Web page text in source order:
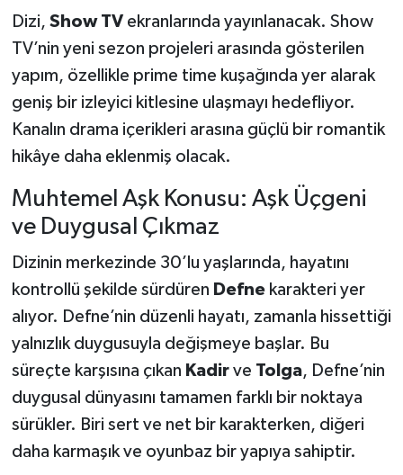
Dizi, Show TVekranlarında yayınlanacak. Show
TV’nin yeni sezon projeleri arasında gösterilen
yapım, özellikle prime time kuşağında yer alarak
geniş bir izleyici kitlesine ulaşmayı hedefliyor.
Kanalın drama içerikleri arasına güçlü bir romantik
hikâye daha eklenmiş olacak.
Muhtemel Aşk Konusu: Aşk Üçgeni
ve Duygusal Çıkmaz
Dizinin merkezinde 30’lu yaşlarında, hayatını
kontrollü şekilde sürdüren Defnekarakteri yer
alıyor. Defne’nin düzenli hayatı, zamanla hissettiği
yalnızlık duygusuyla değişmeye başlar. Bu
süreçte karşısına çıkan Kadirve Tolga, Defne’nin
duygusal dünyasını tamamen farklı bir noktaya
sürükler. Biri sert ve net bir karakterken, diğeri
daha karmaşık ve oyunbaz bir yapıya sahiptir.